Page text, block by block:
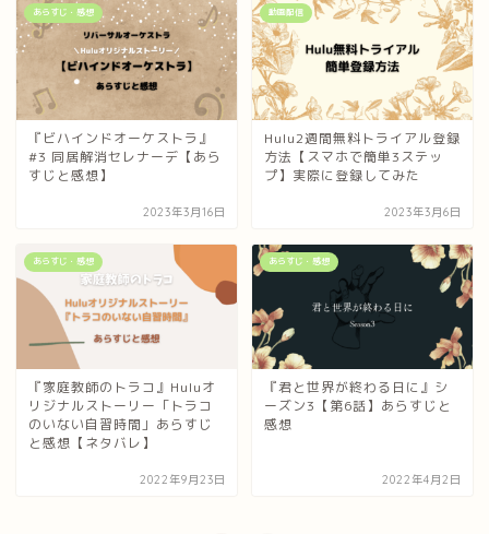
あらすじ・感想
『ビハインドオーケストラ』
#3 同居解消セレナーデ【あら
すじと感想】
2023年3月16日
動画配信
Hulu2週間無料トライアル登録
方法【スマホで簡単3ステッ
プ】実際に登録してみた
2023年3月6日
あらすじ・感想
『家庭教師のトラコ』Huluオ
リジナルストーリー「トラコ
のいない自習時間」あらすじ
と感想【ネタバレ】
2022年9月23日
あらすじ・感想
『君と世界が終わる日に』シ
ーズン3【第6話】あらすじと
感想
2022年4月2日